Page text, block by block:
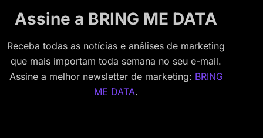
Assine a BRING ME DATA
Receba todas as notícias e análises de marketing
que mais importam toda semana no seu e-mail.
Assine a melhor newsletter de marketing: BRING
ME DATA.